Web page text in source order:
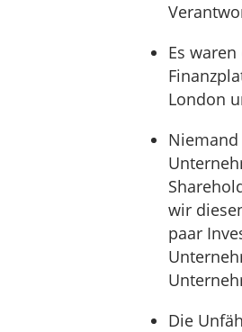
Es
London
wir
paar
Die